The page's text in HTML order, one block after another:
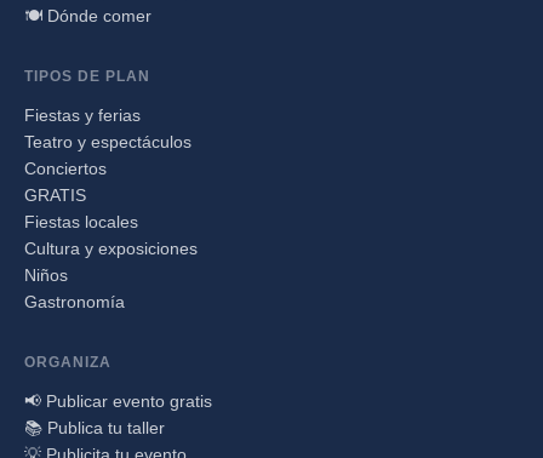
🍽️ Dónde comer
TIPOS DE PLAN
Fiestas y ferias
Teatro y espectáculos
Conciertos
GRATIS
Fiestas locales
Cultura y exposiciones
Niños
Gastronomía
ORGANIZA
📢 Publicar evento gratis
📚 Publica tu taller